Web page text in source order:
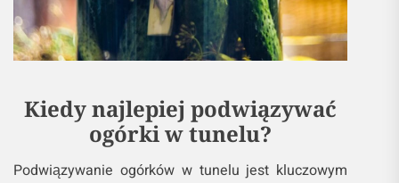
Kiedy najlepiej podwiązywać
ogórki w tunelu?
Podwiązywanie ogórków w tunelu jest kluczowym